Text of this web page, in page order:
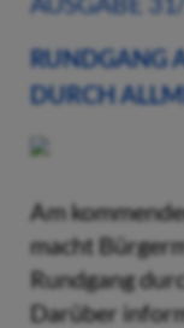
RUNDGANG
DURCH
Am
macht
Rundgang
Darüber